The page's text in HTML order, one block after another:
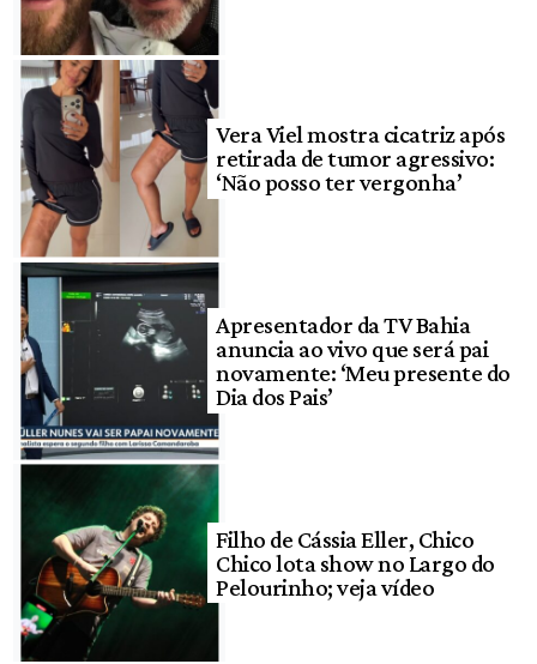
Vera Viel mostra cicatriz após
retirada de tumor agressivo:
‘Não posso ter vergonha’
Apresentador da TV Bahia
anuncia ao vivo que será pai
novamente: ‘Meu presente do
Dia dos Pais’
Filho de Cássia Eller, Chico
Chico lota show no Largo do
Pelourinho; veja vídeo